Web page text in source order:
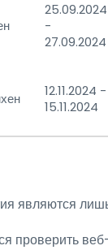
25.09.2024
-
27.09.2024
12.11.2024 -
15.11.2024
являются
проверить